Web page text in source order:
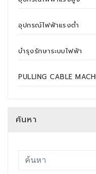
อุปกรณ์ไฟฟ้าแรงต่ำ
บำรุงรักษาระบบไฟฟ้า
PULLING CABLE
ค้นหา